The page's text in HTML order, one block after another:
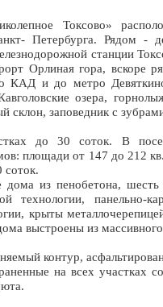
Токсово»
Петербурга. Рядом -
станции
Орлиная гора, вскоре
КАД и до метро
озера,
склон, заповедник с
до 30 соток. В
площади от 147 до 212
соток.
из пенобетона, шесть
панельно-
крыты
выстроены из
контур,
на всех участках